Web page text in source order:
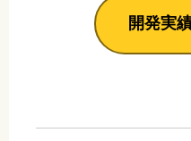
開発実